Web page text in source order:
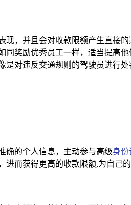
，并且会对收款限额产生直接
奖励优秀员工一样，适当提高
对违反交通规则的驾驶员进行
确的个人信息，主动参与高级身份
而获得更高的收款限额,为自己